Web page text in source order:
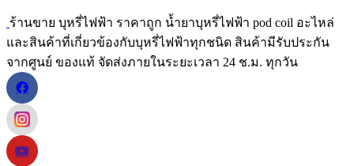
ร้านขาย บุหรี่ไฟฟ้า ราคาถูก น้ำยาบุหรี่ไฟฟ้า pod coil อะไหล่
และสินค้าที่เกี่ยวข้องกับบุหรี่ไฟฟ้าทุกชนิด สินค้ามีรับประกัน
จากศูนย์ ของแท้ จัดส่งภายในระยะเวลา 24 ช.ม. ทุกวัน